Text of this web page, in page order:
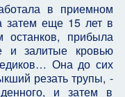
в приемном
затем еще 15 лет в
останков, прибыла
и залитые кровью
Она до сих
резать трупы, -
и затем в